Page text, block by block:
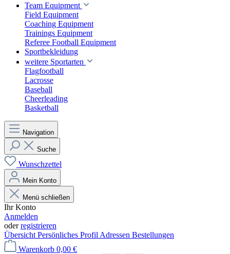
Team Equipment
Field Equipment
Coaching Equipment
Trainings Equipment
Referee Football Equipment
Sportbekleidung
weitere Sportarten
Flagfootball
Lacrosse
Baseball
Cheerleading
Basketball
Navigation
Suche
Wunschzettel
Mein Konto
Menü schließen
Ihr Konto
Anmelden
oderregistrieren
Übersicht Persönliches Profil Adressen Bestellungen
Warenkorb 0,00 €